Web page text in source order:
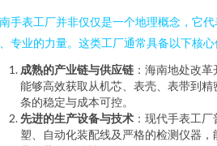
手表工厂并非仅仅是一个地理概念，它
专业的力量。这类工厂通常具备以下核心
成熟的产业链与供应链 ：海南地处改
能够高效获取从机芯、表壳、表带到
条的稳定与成本可控。
先进的生产设备与技术 ：现代手表工
塑、自动化装配线及严格的检测仪器